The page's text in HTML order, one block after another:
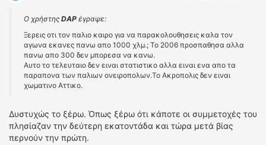
Ο χρήστης DAP έγραψε:
Ξερεις οτι τον παλιο καιρο για να παρακολουθησεις καλα τον
αγωνα εκανες πανω απο 1000 χλμ.; Το 2006 προσπαθησα αλλα
πανω απο 300 δεν μπορεσα να κανω.
Αυτο το τελευταιο δεν ειναι στατιστικο αλλα ειναι ενα απο τα
παραπονα των παλιων ονειροπολων.Το Ακροπολις δεν ειναι
χωματινο Αττικο.
Δυστυχώς το ξέρω. Όπως ξέρω ότι κάποτε οι συμμετοχές του
πλησίαζαν την δεύτερη εκατοντάδα και τώρα μετά βίας
περνούν την πρώτη.